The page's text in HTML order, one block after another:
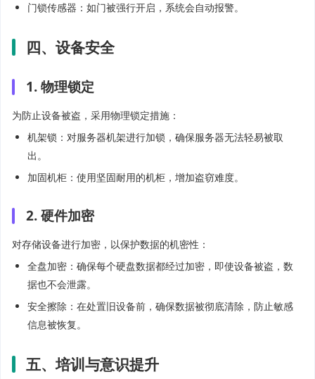
门锁传感器：如门被强行开启，系统会自动报警。
四、设备安全
1. 物理锁定
为防止设备被盗，采用物理锁定措施：
机架锁：对服务器机架进行加锁，确保服务器无法轻易被取
出。
加固机柜：使用坚固耐用的机柜，增加盗窃难度。
2. 硬件加密
对存储设备进行加密，以保护数据的机密性：
全盘加密：确保每个硬盘数据都经过加密，即使设备被盗，数
据也不会泄露。
安全擦除：在处置旧设备前，确保数据被彻底清除，防止敏感
信息被恢复。
五、培训与意识提升